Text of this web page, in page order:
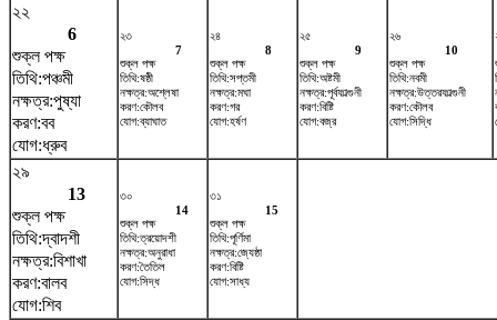
২২
6
শুক্ল পক্ষ
তিথি:পঞ্চমী
নক্ষত্র:পুষ্যা
করণ:বব
যোগ:ধ্রুব
২৩
7
শুক্ল পক্ষ
তিথি:ষষ্ঠী
নক্ষত্র:অশ্লেষা
করণ:কৌলব
যোগ:ব্যাঘাত
২৪
8
শুক্ল পক্ষ
তিথি:সপ্তমী
নক্ষত্র:মঘা
করণ:গর
যোগ:হর্ষণ
২৫
9
শুক্ল পক্ষ
তিথি:অষ্টমী
নক্ষত্র:পূর্বফাল্গুনী
করণ:বিষ্টি
যোগ:বজ্র
২৬
10
শুক্ল পক্ষ
তিথি:নবমী
নক্ষত্র:উত্তরফাল্গুনী
করণ:কৌলব
যোগ:সিদ্ধি
২৯
13
শুক্ল পক্ষ
তিথি:দ্বাদশী
নক্ষত্র:বিশাখা
করণ:বালব
যোগ:শিব
৩০
14
শুক্ল পক্ষ
তিথি:ত্রয়োদশী
নক্ষত্র:অনুরাধা
করণ:তৈতিল
যোগ:সিদ্ধ
৩১
15
শুক্ল পক্ষ
তিথি:পূর্ণিমা
নক্ষত্র:জ্যেষ্ঠা
করণ:বিষ্টি
যোগ:সাধ্য